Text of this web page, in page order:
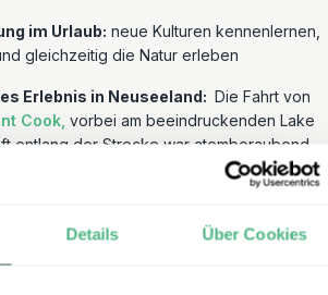
Details Über Cookies
im Urlaub: neue Kulturen kennenlernen,
gleichzeitig die Natur erleben
Erlebnis in Neuseeland: Die Fahrt von
Cook, vorbei am beeindruckenden Lake
entlang der Strecke war atemberaubend –
des Lake Tekapo mit den bunten
klaren Sternenhimmel bei Nacht. Die Fahrt
auch als eine der schönsten Scenic-